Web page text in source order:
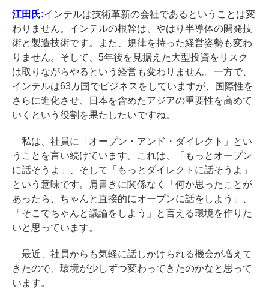
江田氏:インテルは技術革新の会社であるということは変
わりません。インテルの根幹は、やはり半導体の開発技
術と製造技術です。また、規律を持った経営姿勢も変わ
りません。そして、5年後を見据えた大型投資をリスク
は取りながらやるという経営も変わりません。一方で、
インテルは63カ国でビジネスをしていますが、国際性を
さらに進化させ、日本を含めたアジアの重要性を高めて
いくという役割を果たしたいですね。
私は、社員に「オープン・アンド・ダイレクト」とい
うことを言い続けています。これは、「もっとオープン
に話そうよ」、そして「もっとダイレクトに話そうよ」
という意味です。肩書きに関係なく「何か思ったことが
あったら、ちゃんと直接的にオープンに話をしよう」、
「そこでちゃんと議論をしよう」と言える環境を作りた
いと思っています。
最近、社員からも気軽に話しかけられる機会が増えて
きたので、環境が少しずつ変わってきたのかなと思って
います。